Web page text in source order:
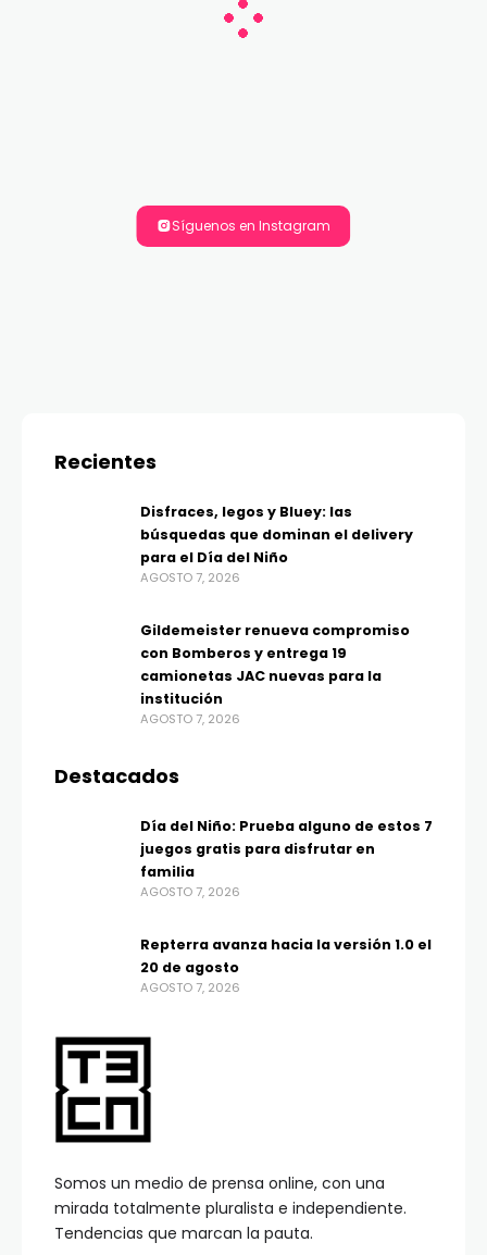
Síguenos en Instagram
Somos un medio de prensa online, con una
mirada totalmente pluralista e independiente.
Tendencias que marcan la pauta.
Recientes
Disfraces, legos y Bluey: las
búsquedas que dominan el delivery
para el Día del Niño
AGOSTO 7, 2026
Gildemeister renueva compromiso
con Bomberos y entrega 19
camionetas JAC nuevas para la
institución
AGOSTO 7, 2026
Destacados
Día del Niño: Prueba alguno de estos 7
juegos gratis para disfrutar en
familia
AGOSTO 7, 2026
Repterra avanza hacia la versión 1.0 el
20 de agosto
AGOSTO 7, 2026